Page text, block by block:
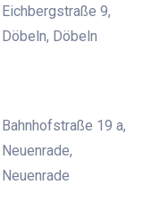
Eichbergstraße 9,
Döbeln, Döbeln
Bahnhofstraße 19 a,
Neuenrade,
Neuenrade